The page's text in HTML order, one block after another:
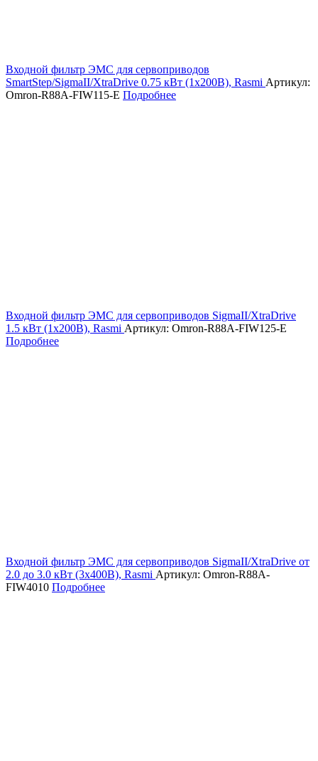
Входной фильтр ЭМС для сервоприводов
SmartStep/SigmaII/XtraDrive 0.75 кВт (1х200В), Rasmi Артикул:
Omron-R88A-FIW115-E Подробнее
Входной фильтр ЭМС для сервоприводов SigmaII/XtraDrive
1.5 кВт (1х200В), Rasmi Артикул: Omron-R88A-FIW125-E
Подробнее
Входной фильтр ЭМС для сервоприводов SigmaII/XtraDrive от
2.0 до 3.0 кВт (3х400В), Rasmi Артикул: Omron-R88A-
FIW4010 Подробнее